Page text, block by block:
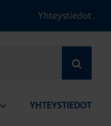
Yhteystiedot
YHTEYSTIEDOT